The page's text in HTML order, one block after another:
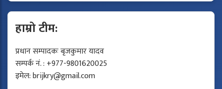
हाम्रो टीम:
प्रधान सम्पादकः बृजकुमार यादव
सम्पर्क नं. : +977-9801620025
इमेल:brijkry@gmail.com